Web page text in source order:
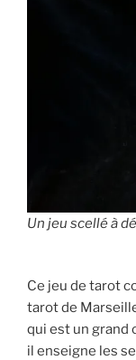
Un jeu scellé à
Ce jeu de tarot
tarot de
qui est un grand
il enseigne les